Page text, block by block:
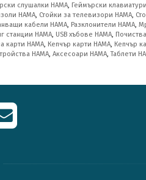
слушалки HAMA, Геймърски
HAMA, Стойки за телевизори HAMA,
кабели HAMA, Разклонители HAMA,
станции HAMA, USB хъбове HAMA,
карти HAMA, Кепчър карти HAMA, Кепчър
HAMA, Аксесоари HAMA,Таблети